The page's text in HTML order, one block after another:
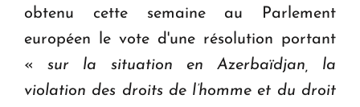
obtenu cette semaine au Parlement
européen le vote d'une résolution portant
«sur la situation en Azerbaïdjan, la
violation des droits de l’homme et du droit